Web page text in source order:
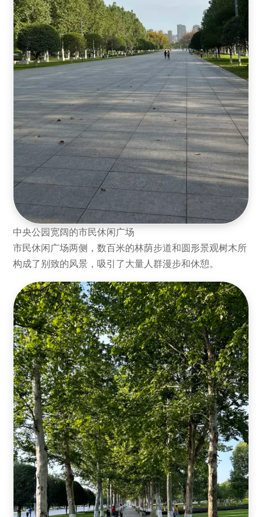
中央公园宽阔的市民休闲广场
市民休闲广场两侧，数百米的林荫步道和圆形景观树木所
构成了别致的风景，吸引了大量人群漫步和休憩。